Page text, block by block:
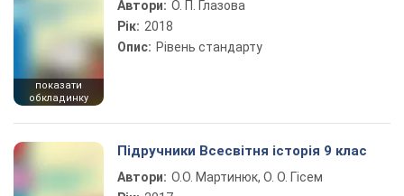
показати
обкладинку
Автори: О. П. Глазова
Рік: 2018
Опис: Рівень стандарту
Підручники Всесвітня історія 9 клас
Автори: О.О. Мартинюк, О. О. Гісем